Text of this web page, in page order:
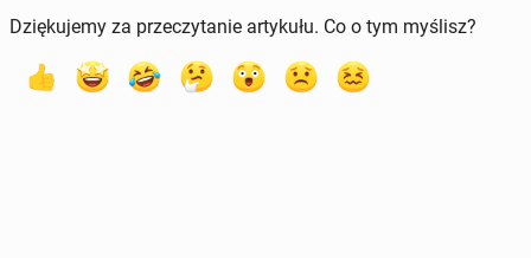
Dziękujemy za przeczytanie artykułu. Co o tym myślisz?